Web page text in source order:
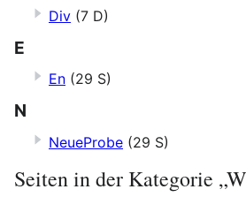
Div (7 D)
E
En (29 S)
N
NeueProbe (29 S)
Seiten in der Kategorie